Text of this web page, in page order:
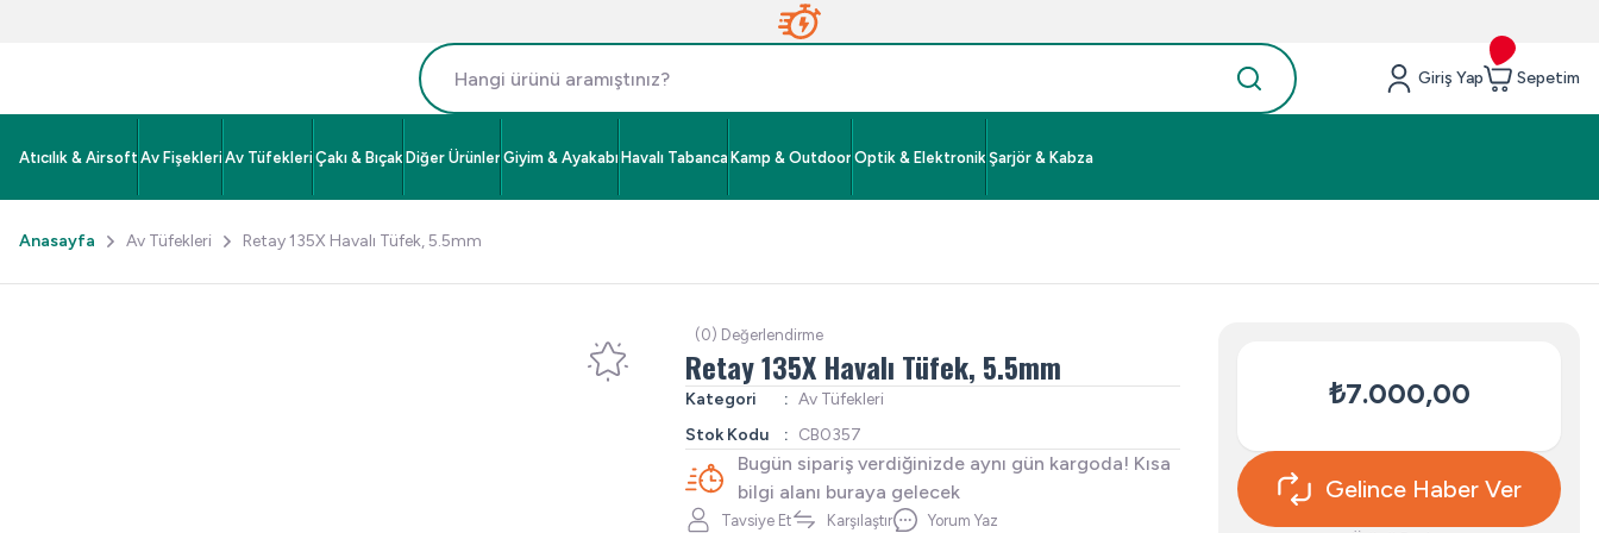
Giriş Yap Sepetim
Atıcılık & Airsoft Av Fişekleri Av Tüfekleri Çakı & Bıçak Diğer Ürünler Giyim & Ayakabı Havalı Tabanca Kamp & Outdoor Optik & Elektronik Şarjör & Kabza
Anasayfa Av Tüfekleri Retay 135X Havalı Tüfek, 5.5mm
(0) Değerlendirme
Retay 135X Havalı Tüfek, 5.5mm
Kategori
Av Tüfekleri
Stok Kodu
CB0357
Bugün sipariş verdiğinizde aynı gün kargoda! Kısa
bilgi alanı buraya gelecek
Tavsiye Et Karşılaştır Yorum Yaz
₺7.000,00
Gelince Haber Ver